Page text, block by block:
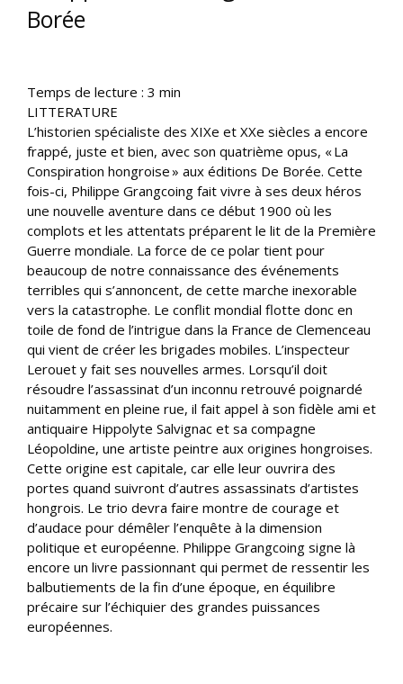
Borée
Temps de lecture : 3 min
LITTERATURE
L’historien spécialiste des XIXe et XXe siècles a encore
frappé, juste et bien, avec son quatrième opus, « La
Conspiration hongroise » aux éditions De Borée. Cette
fois-ci, Philippe Grangcoing fait vivre à ses deux héros
une nouvelle aventure dans ce début 1900 où les
complots et les attentats préparent le lit de la Première
Guerre mondiale. La force de ce polar tient pour
beaucoup de notre connaissance des événements
terribles qui s’annoncent, de cette marche inexorable
vers la catastrophe. Le conflit mondial flotte donc en
toile de fond de l’intrigue dans la France de Clemenceau
qui vient de créer les brigades mobiles. L’inspecteur
Lerouet y fait ses nouvelles armes. Lorsqu’il doit
résoudre l’assassinat d’un inconnu retrouvé poignardé
nuitamment en pleine rue, il fait appel à son fidèle ami et
antiquaire Hippolyte Salvignac et sa compagne
Léopoldine, une artiste peintre aux origines hongroises.
Cette origine est capitale, car elle leur ouvrira des
portes quand suivront d’autres assassinats d’artistes
hongrois. Le trio devra faire montre de courage et
d’audace pour démêler l’enquête à la dimension
politique et européenne. Philippe Grangcoing signe là
encore un livre passionnant qui permet de ressentir les
balbutiements de la fin d’une époque, en équilibre
précaire sur l’échiquier des grandes puissances
européennes.